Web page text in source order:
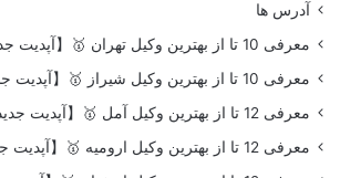
آدرس ها
معرفی 10 تا از بهترین وکیل تهران 🥇【آپدیت جدید】⚖️
معرفی 10 تا از بهترین وکیل شیراز 🥇【آپدیت جدید】⚖️
معرفی 12 تا از بهترین وکیل آمل 🥇【آپدیت جدید】⚖️
معرفی 12 تا از بهترین وکیل ارومیه 🥇【آپدیت جدید】⚖️